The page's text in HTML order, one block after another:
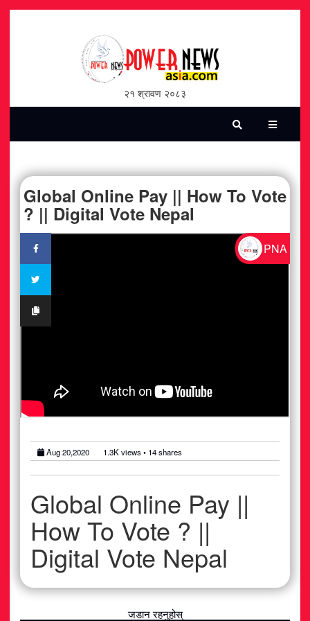
२१ श्रावण २०८३
पत्रिका
समाचार
सामाजिक
शन्ती / सुरक्षा
विचार / विमर्श
अटोमोबाइल
राजनीति
जीवनशैली
Global Online Pay || How To Vote
? || Digital Vote Nepal
PNA
Aug 20,2020 1.3Kviews • 14shares
Global Online Pay ||
How To Vote ? ||
Digital Vote Nepal
जडान रहनुहोस्